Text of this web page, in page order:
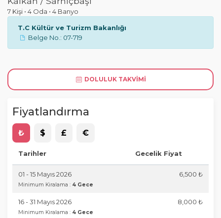
7 Kişi • 4 Oda • 4 Banyo
T.C Kültür ve Turizm Bakanlığı
Belge No.: 07-719
DOLULUK TAKVIMI
Fiyatlandırma
₺ $ £ €
Tarihler Gecelik Fiyat
01 - 15 Mayıs 2026
Minimum Kiralama : 4 Gece
6,500 ₺
16 - 31 Mayıs 2026
Minimum Kiralama : 4 Gece
8,000 ₺